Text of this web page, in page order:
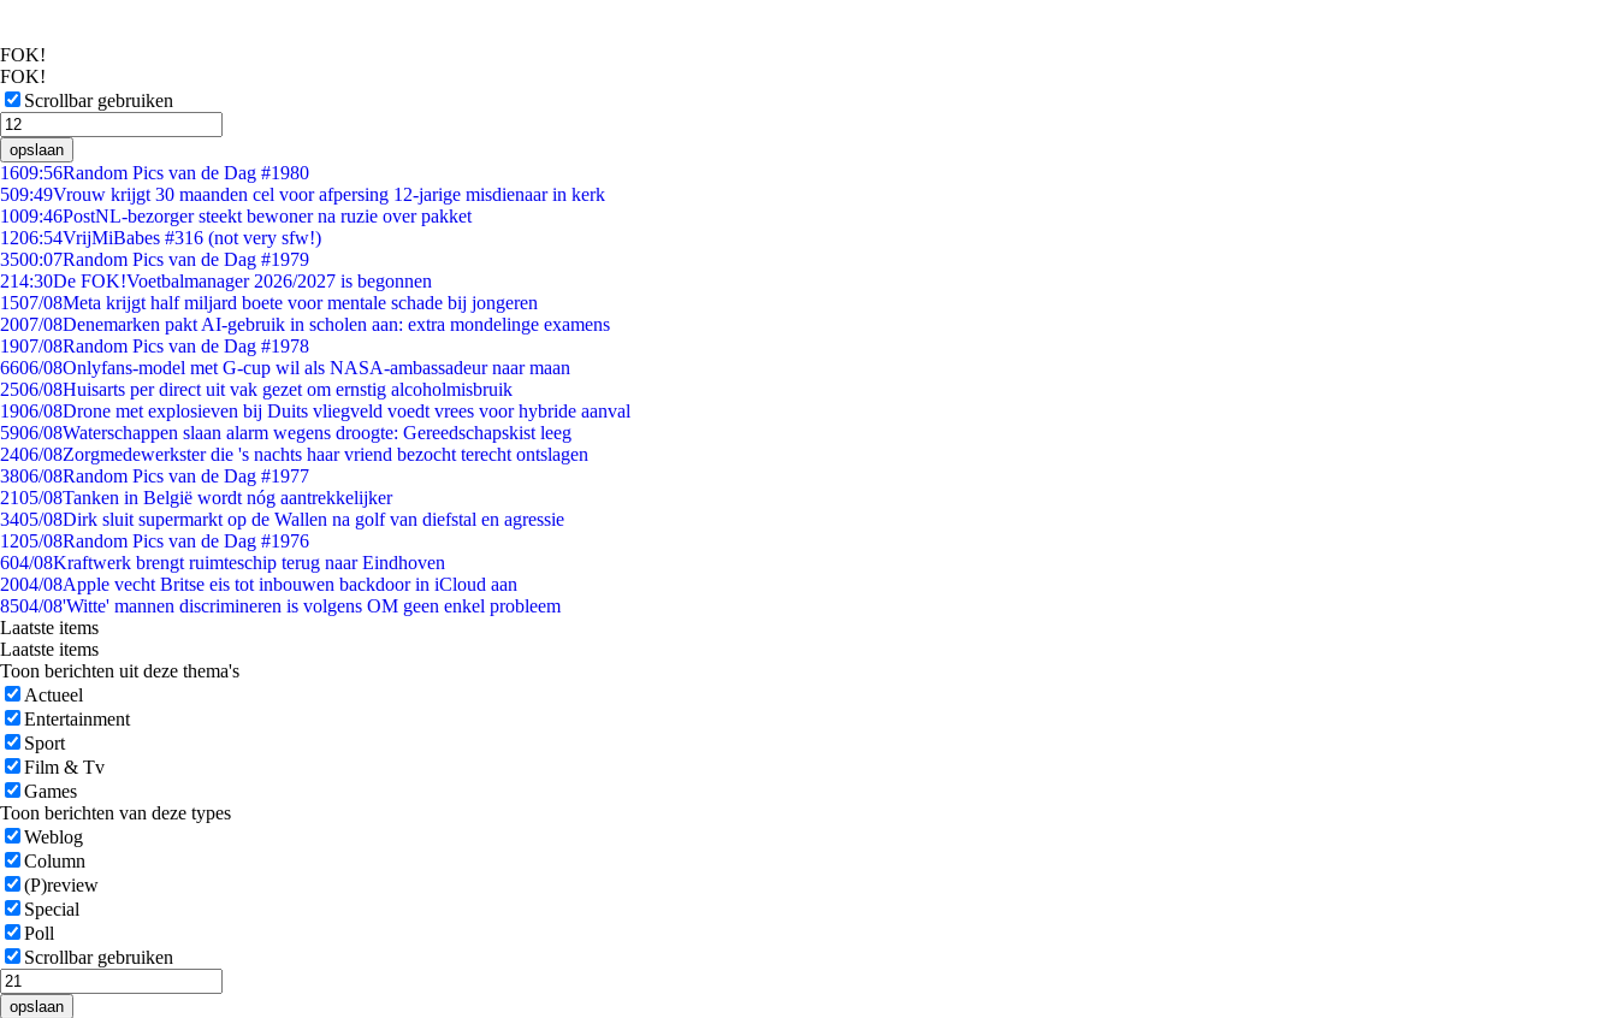
FOK!
FOK!
Scrollbar gebruiken
opslaan
1609:56Random Pics van de Dag #1980
509:49Vrouw krijgt 30 maanden cel voor afpersing 12-jarige misdienaar in kerk
1009:46PostNL-bezorger steekt bewoner na ruzie over pakket
1206:54VrijMiBabes #316 (not very sfw!)
3500:07Random Pics van de Dag #1979
214:30De FOK!Voetbalmanager 2026/2027 is begonnen
1507/08Meta krijgt half miljard boete voor mentale schade bij jongeren
2007/08Denemarken pakt AI-gebruik in scholen aan: extra mondelinge examens
1907/08Random Pics van de Dag #1978
6606/08Onlyfans-model met G-cup wil als NASA-ambassadeur naar maan
2506/08Huisarts per direct uit vak gezet om ernstig alcoholmisbruik
1906/08Drone met explosieven bij Duits vliegveld voedt vrees voor hybride aanval
5906/08Waterschappen slaan alarm wegens droogte: Gereedschapskist leeg
2406/08Zorgmedewerkster die 's nachts haar vriend bezocht terecht ontslagen
3806/08Random Pics van de Dag #1977
2105/08Tanken in België wordt nóg aantrekkelijker
3405/08Dirk sluit supermarkt op de Wallen na golf van diefstal en agressie
1205/08Random Pics van de Dag #1976
604/08Kraftwerk brengt ruimteschip terug naar Eindhoven
2004/08Apple vecht Britse eis tot inbouwen backdoor in iCloud aan
8504/08'Witte' mannen discrimineren is volgens OM geen enkel probleem
Laatste items
Laatste items
Toon berichten uit deze thema's
Actueel
Entertainment
Sport
Film & Tv
Games
Toon berichten van deze types
Weblog
Column
(P)review
Special
Poll
Scrollbar gebruiken
opslaan